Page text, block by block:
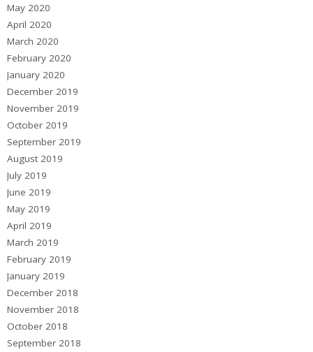
May 2020
April 2020
March 2020
February 2020
January 2020
December 2019
November 2019
October 2019
September 2019
August 2019
July 2019
June 2019
May 2019
April 2019
March 2019
February 2019
January 2019
December 2018
November 2018
October 2018
September 2018